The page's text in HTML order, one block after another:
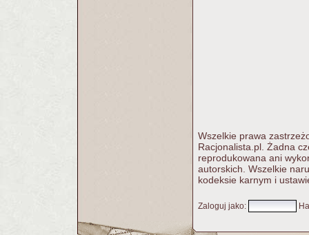
Wszelkie prawa
Racjonalista.pl. Żadna
reprodukowana ani
autorskich. Wszelkie
kodeksie karnym i
Zaloguj jako: